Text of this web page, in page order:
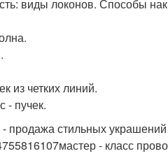
виды локонов. Способы
из четких линий.
- пучек.
продажа стильных
- класс